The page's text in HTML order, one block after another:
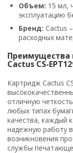
Объем: 15 мл,
эксплуатацию
Бренд: Cactus
расходных
Преимущества
Cactus CS-
Картридж Cactus
отличную
любых типах
качества, каждый
надежную работу
возникновения
службы